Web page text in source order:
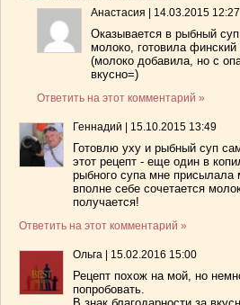
Анастасия
14.03.2015 12:27
Оказывается в рыбный
молоко, готовила
(молоко добавила, но с
вкусно=)
Ответить на этот комментарий »
Геннадий 15.10.2015 13:49
Готовлю уху и рыбный суп
этот рецепт - еще один в
рыбного супа мне присылала
вполне себе сочетается
получается!
Ответить на этот комментарий »
Ольга 15.02.2016 15:00
Рецепт похож на мой, но
попробовать.